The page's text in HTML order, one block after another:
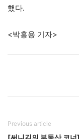
했다.
<박홍용 기자>
Previous article
[써니김의 부동산 코너]